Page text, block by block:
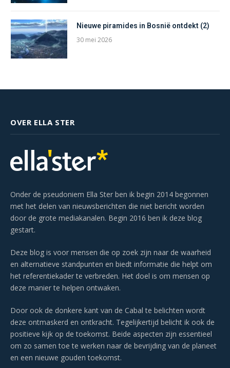
Nieuwe piramides in Bosnië ontdekt (2)
30 mei 2026
OVER ELLA STER
Onder de pseudoniem Ella Ster ben ik begin 2014 begonnen
met het delen van nieuwsberichten die niet bericht worden
door de grote mediakanalen. Begin 2016 ben ik deze blog
gestart.
Deze blog is voor mensen die op zoek zijn naar de waarheid
en alternatieve standpunten en biedt informatie die helpt om
het referentiekader te verbreden. Het doel is om mensen op
deze manier te helpen ontwaken.
Door ook de donkere kant van de Cabal te belichten wordt
deze ontmaskerd en ontkracht. Tegelijkertijd belicht ik ook de
positieve kijk op de toekomst. Beide aspecten zijn essentieel
om zo samen toe te werken naar de bevrijding van de planeet
en een nieuwe gouden toekomst.